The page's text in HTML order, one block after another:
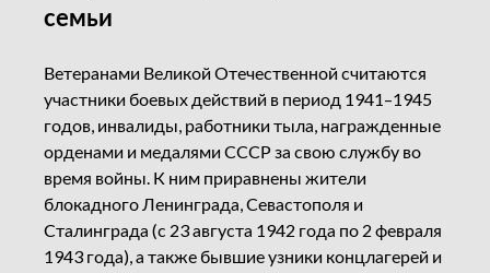
семьи
Ветеранами Великой Отечественной считаются
участники боевых действий в период 1941–1945
годов, инвалиды, работники тыла, награжденные
орденами и медалями СССР за свою службу во
время войны. К ним приравнены жители
блокадного Ленинграда, Севастополя и
Сталинграда (с 23 августа 1942 года по 2 февраля
1943 года), а также бывшие узники концлагерей и